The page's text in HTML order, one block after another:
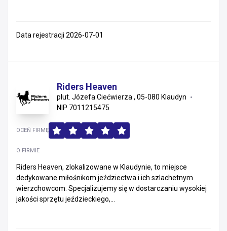
Data rejestracji 2026-07-01
Riders Heaven
plut. Józefa Ciećwierza , 05-080 Klaudyn
NIP 7011215475
O FIRMIE
Riders Heaven, zlokalizowane w Klaudynie, to miejsce
dedykowane miłośnikom jeździectwa i ich szlachetnym
wierzchowcom. Specjalizujemy się w dostarczaniu wysokiej
jakości sprzętu jeździeckiego,...
OCEŃ FIRMĘ